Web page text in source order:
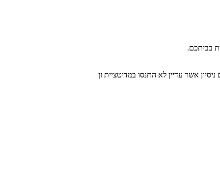
בביתכם.
אשר עדיין לא התנסו במדיטציית זן